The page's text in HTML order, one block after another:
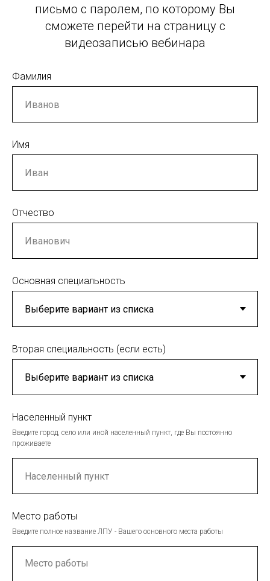
письмо с паролем, по которому Вы
сможете перейти на страницу с
видеозаписью вебинара
Фамилия
Имя
Отчество
Основная специальность
Вторая специальность (если есть)
Населенный пункт
Введите город, село или иной населенный пункт, где Вы постоянно
проживаете
Место работы
Введите полное название ЛПУ - Вашего основного места работы